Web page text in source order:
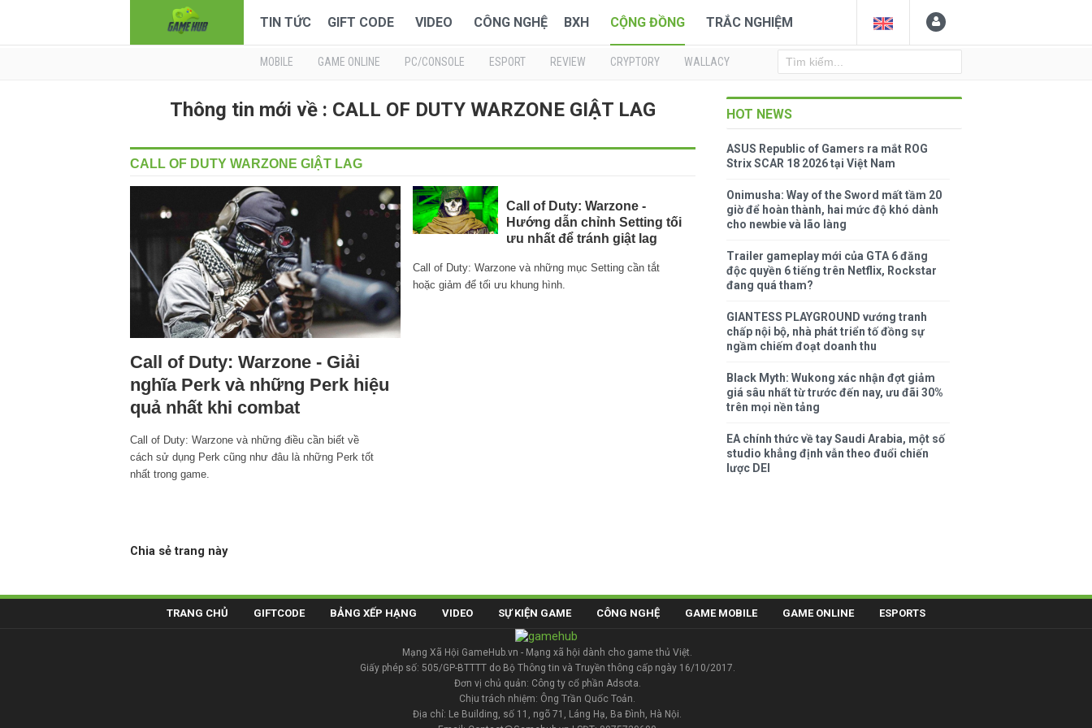
TIN TỨC GIFT CODE VIDEO CÔNG NGHỆ BXH CỘNG ĐỒNG TRẮC NGHIỆM
MOBILE GAME ONLINE PC/CONSOLE ESPORT REVIEW CRYPTORY WALLACY
Thông tin mới về : CALL OF DUTY WARZONE GIẬT LAG
CALL OF DUTY WARZONE GIẬT LAG
Call of Duty: Warzone - Giải
nghĩa Perk và những Perk hiệu
quả nhất khi combat
Call of Duty: Warzone và những điều cần biết về
cách sử dụng Perk cũng như đâu là những Perk tốt
nhất trong game.
Call of Duty: Warzone -
Hướng dẫn chỉnh Setting tối
ưu nhất để tránh giật lag
Call of Duty: Warzone và những mục Setting cần tắt
hoặc giảm để tối ưu khung hình.
Chia sẻ trang này
HOT NEWS
ASUS Republic of Gamers ra mắt ROG
Strix SCAR 18 2026 tại Việt Nam
Onimusha: Way of the Sword mất tầm 20
giờ để hoàn thành, hai mức độ khó dành
cho newbie và lão làng
Trailer gameplay mới của GTA 6 đăng
độc quyền 6 tiếng trên Netflix, Rockstar
đang quá tham?
GIANTESS PLAYGROUND vướng tranh
chấp nội bộ, nhà phát triển tố đồng sự
ngầm chiếm đoạt doanh thu
Black Myth: Wukong xác nhận đợt giảm
giá sâu nhất từ trước đến nay, ưu đãi 30%
trên mọi nền tảng
EA chính thức về tay Saudi Arabia, một số
studio khẳng định vẫn theo đuổi chiến
lược DEI
TRANG CHỦ GIFTCODE BẢNG XẾP HẠNG VIDEO SỰ KIỆN GAME CÔNG NGHỆ GAME MOBILE GAME ONLINE ESPORTS
Mạng Xã Hội GameHub.vn - Mạng xã hội dành cho game thủ Việt.
Giấy phép số: 505/GP-BTTTT do Bộ Thông tin và Truyền thông cấp ngày 16/10/2017.
Đơn vị chủ quản: Công ty cổ phần Adsota.
Chịu trách nhiệm: Ông Trần Quốc Toản.
Địa chỉ: Le Building, số 11, ngõ 71, Láng Hạ, Ba Đình, Hà Nội.